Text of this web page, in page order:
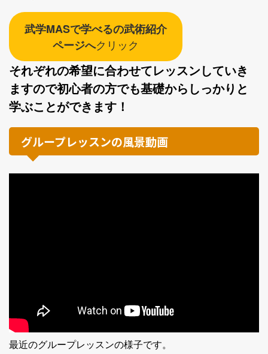
武学MASで学べるの武術紹介
ページへクリック
それぞれの希望に合わせてレッスンしていき
ますので初心者の方でも基礎からしっかりと
学ぶことができます！
グループレッスンの風景動画
最近のグループレッスンの様子です。